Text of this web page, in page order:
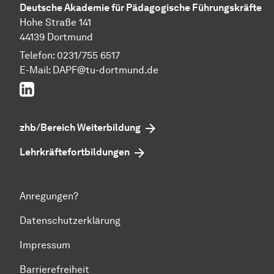
Deutsche Akademie für Pädagogische Führungskräfte
Hohe Straße 141
44139 Dortmund
Telefon: 0231/755 6517
E-Mail: DAPF@tu-dortmund.de
LinkedIn
zhb/Bereich Weiterbildung
Lehrkräftefortbildungen
Anregungen?
Datenschutzerklärung
Impressum
Barrierefreiheit